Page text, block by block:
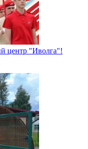
центр "Иволга"!